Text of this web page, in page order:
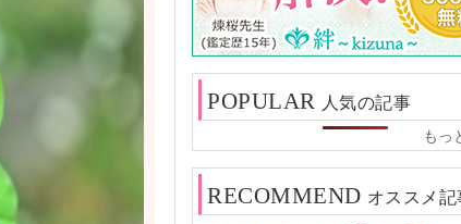
POPULAR 人気の記事
もっ
RECOMMEND オススメ記